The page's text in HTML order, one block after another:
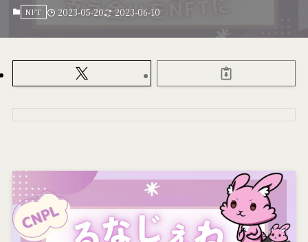
NFT 2023-05-20 2023-06-10